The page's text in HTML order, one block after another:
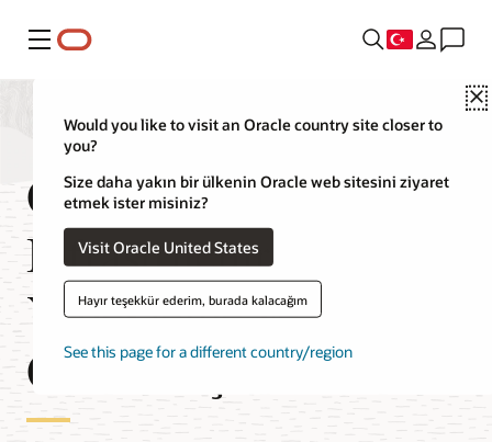
Menü
Would you like to visit an Oracle country site closer to
you?
Size daha yakın bir ülkenin Oracle web sitesini ziyaret
etmek ister misiniz?
Visit Oracle United States
Hayır teşekkür ederim, burada kalacağım
See this page for a different country/region
Oracle Cloud
Infrastructure'da
Yedekleme ve Yıkım
Onarımı Çözümleri